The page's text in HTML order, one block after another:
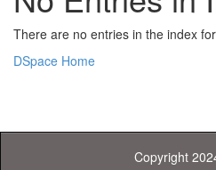
There are no entries in the index
DSpace Home
Copyright